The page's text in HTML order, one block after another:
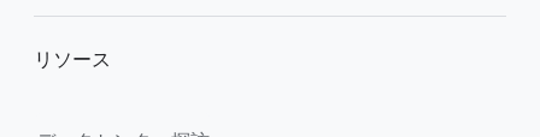
リソース